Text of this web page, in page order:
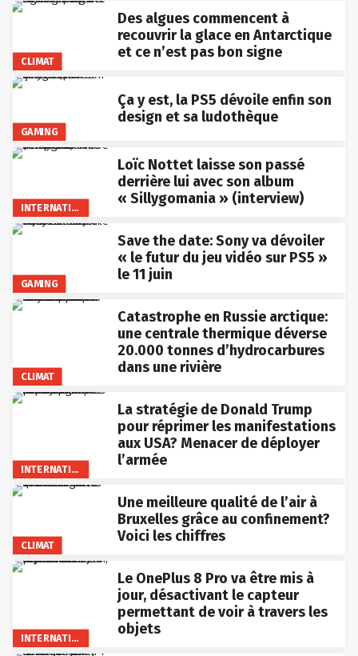
CLIMAT
Des algues commencent à
recouvrir la glace en Antarctique
et ce n’est pas bon signe
GAMING
Ça y est, la PS5 dévoile enfin son
design et sa ludothèque
INTERNATIONAL
Loïc Nottet laisse son passé
derrière lui avec son album
« Sillygomania » (interview)
GAMING
Save the date: Sony va dévoiler
« le futur du jeu vidéo sur PS5 »
le 11 juin
CLIMAT
Catastrophe en Russie arctique:
une centrale thermique déverse
20.000 tonnes d’hydrocarbures
dans une rivière
INTERNATIONAL
La stratégie de Donald Trump
pour réprimer les manifestations
aux USA? Menacer de déployer
l’armée
CLIMAT
Une meilleure qualité de l’air à
Bruxelles grâce au confinement?
Voici les chiffres
INTERNATIONAL
Le OnePlus 8 Pro va être mis à
jour, désactivant le capteur
permettant de voir à travers les
objets